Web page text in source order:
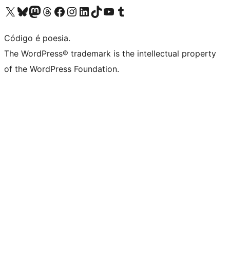
Acessar nossa conta do X (antigo Twitter)
Acessar nossa conta do Bluesky
Acessar nossa conta do Mastodon
Acessar nossa conta do Threads
Acessar nossa página do Facebook
Acessar nossa conta do Instagram
Acessar nossa conta do LinkedIn
Acessar nossa conta do TikTok
Acessar nosso canal do YouTube
Acessar nossa conta no Tumblr
Código é poesia.
The WordPress® trademark is the intellectual property
of the WordPress Foundation.